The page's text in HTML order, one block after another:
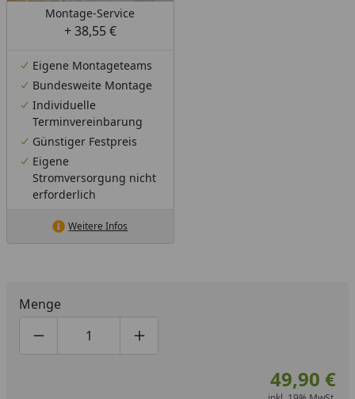
Montage-Service
+ 38,55 €
Eigene Montageteams
Bundesweite Montage
Individuelle
Terminvereinbarung
Günstiger Festpreis
Eigene
Stromversorgung nicht
erforderlich
Weitere Infos
Menge
Produktmenge um eins verringern
Produktmenge manuell eingeben
Produktmenge um eins erhöhen
49,90 €